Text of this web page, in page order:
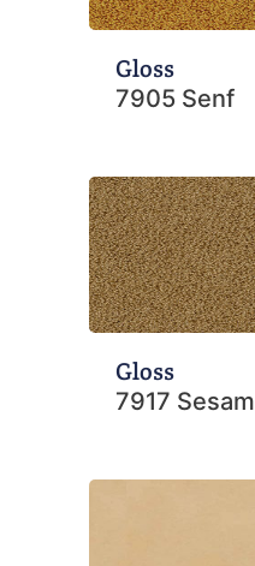
Gloss
7905 Senf
Gloss
7917 Sesam